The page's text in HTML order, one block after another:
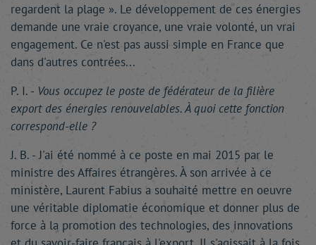
regardent la plage ». Le développement de ces énergies
demande une vraie croyance, une vraie volonté, un vrai
engagement. Ce n'est pas aussi simple en France que
dans d'autres contrées...
P. I. - Vous occupez le poste de fédérateur de la filière
export des énergies renouvelables. À quoi cette fonction
correspond-elle ?
J. B. - J'ai été nommé à ce poste en mai 2015 par le
ministre des Affaires étrangères. À son arrivée à ce
ministère, Laurent Fabius a souhaité mettre en oeuvre
une véritable diplomatie économique et donner plus de
force à la promotion des technologies, des innovations